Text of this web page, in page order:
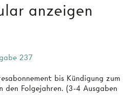
anzeigen
237
bis Kündigung zum
den Folgejahren. (3-4 Ausgaben